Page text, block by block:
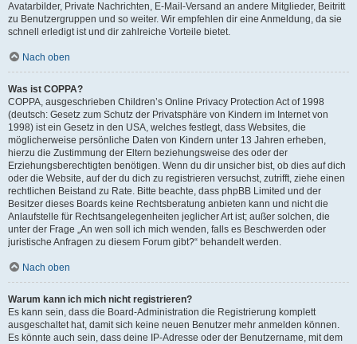
Avatarbilder, Private Nachrichten, E-Mail-Versand an andere Mitglieder, Beitritt
zu Benutzergruppen und so weiter. Wir empfehlen dir eine Anmeldung, da sie
schnell erledigt ist und dir zahlreiche Vorteile bietet.
Nach oben
Was ist COPPA?
COPPA, ausgeschrieben Children’s Online Privacy Protection Act of 1998
(deutsch: Gesetz zum Schutz der Privatsphäre von Kindern im Internet von
1998) ist ein Gesetz in den USA, welches festlegt, dass Websites, die
möglicherweise persönliche Daten von Kindern unter 13 Jahren erheben,
hierzu die Zustimmung der Eltern beziehungsweise des oder der
Erziehungsberechtigten benötigen. Wenn du dir unsicher bist, ob dies auf dich
oder die Website, auf der du dich zu registrieren versuchst, zutrifft, ziehe einen
rechtlichen Beistand zu Rate. Bitte beachte, dass phpBB Limited und der
Besitzer dieses Boards keine Rechtsberatung anbieten kann und nicht die
Anlaufstelle für Rechtsangelegenheiten jeglicher Art ist; außer solchen, die
unter der Frage „An wen soll ich mich wenden, falls es Beschwerden oder
juristische Anfragen zu diesem Forum gibt?“ behandelt werden.
Nach oben
Warum kann ich mich nicht registrieren?
Es kann sein, dass die Board-Administration die Registrierung komplett
ausgeschaltet hat, damit sich keine neuen Benutzer mehr anmelden können.
Es könnte auch sein, dass deine IP-Adresse oder der Benutzername, mit dem